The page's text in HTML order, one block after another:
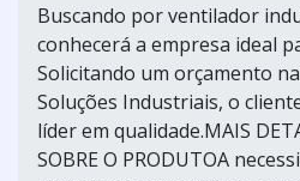
Buscando por ventilador
conhecerá a empresa ideal
Solicitando um orçamento
Soluções Industriais, o
líder em qualidade.MAIS
SOBRE O PRODUTOA